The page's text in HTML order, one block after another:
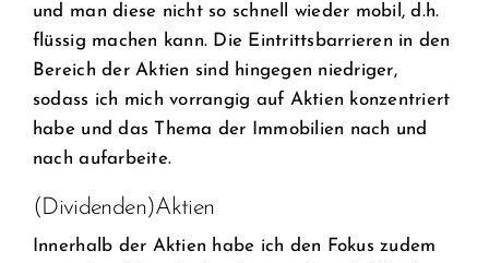
und man diese nicht so schnell wieder mobil, d.h.
flüssig machen kann. Die Eintrittsbarrieren in den
Bereich der Aktien sind hingegen niedriger,
sodass ich mich vorrangig auf Aktien konzentriert
habe und das Thema der Immobilien nach und
nach aufarbeite.
(Dividenden)Aktien
Innerhalb der Aktien habe ich den Fokus zudem